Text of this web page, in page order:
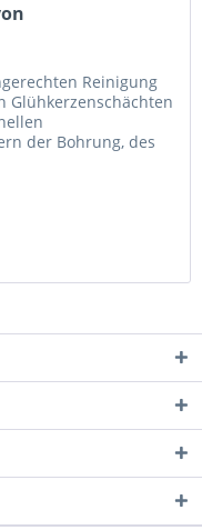
Reinigung
Glühkerzenschächten
der Bohrung, des